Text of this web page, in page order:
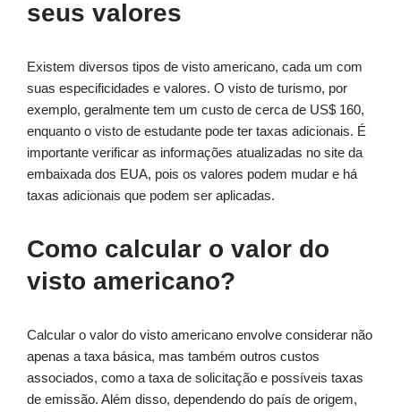
seus valores
Existem diversos tipos de visto americano, cada um com
suas especificidades e valores. O visto de turismo, por
exemplo, geralmente tem um custo de cerca de US$ 160,
enquanto o visto de estudante pode ter taxas adicionais. É
importante verificar as informações atualizadas no site da
embaixada dos EUA, pois os valores podem mudar e há
taxas adicionais que podem ser aplicadas.
Como calcular o valor do
visto americano?
Calcular o valor do visto americano envolve considerar não
apenas a taxa básica, mas também outros custos
associados, como a taxa de solicitação e possíveis taxas
de emissão. Além disso, dependendo do país de origem,